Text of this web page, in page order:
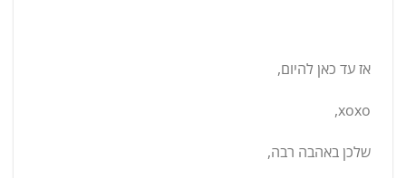
אז עד כאן להיום,
xoxo,
שלכן באהבה רבה,